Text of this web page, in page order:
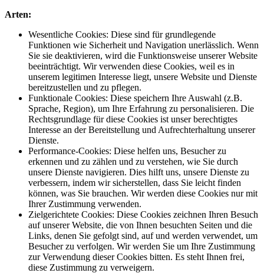
Arten:
Wesentliche Cookies: Diese sind für grundlegende
Funktionen wie Sicherheit und Navigation unerlässlich. Wenn
Sie sie deaktivieren, wird die Funktionsweise unserer Website
beeinträchtigt. Wir verwenden diese Cookies, weil es in
unserem legitimen Interesse liegt, unsere Website und Dienste
bereitzustellen und zu pflegen.
Funktionale Cookies: Diese speichern Ihre Auswahl (z.B.
Sprache, Region), um Ihre Erfahrung zu personalisieren. Die
Rechtsgrundlage für diese Cookies ist unser berechtigtes
Interesse an der Bereitstellung und Aufrechterhaltung unserer
Dienste.
Performance-Cookies: Diese helfen uns, Besucher zu
erkennen und zu zählen und zu verstehen, wie Sie durch
unsere Dienste navigieren. Dies hilft uns, unsere Dienste zu
verbessern, indem wir sicherstellen, dass Sie leicht finden
können, was Sie brauchen. Wir werden diese Cookies nur mit
Ihrer Zustimmung verwenden.
Zielgerichtete Cookies: Diese Cookies zeichnen Ihren Besuch
auf unserer Website, die von Ihnen besuchten Seiten und die
Links, denen Sie gefolgt sind, auf und werden verwendet, um
Besucher zu verfolgen. Wir werden Sie um Ihre Zustimmung
zur Verwendung dieser Cookies bitten. Es steht Ihnen frei,
diese Zustimmung zu verweigern.